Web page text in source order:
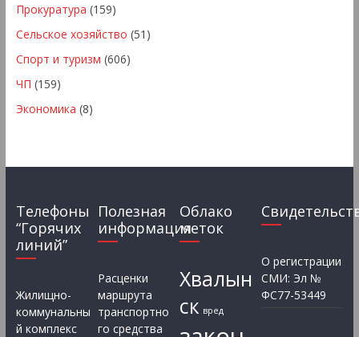
Прокуратура (159)
Сельское хозяйство (51)
Спорт и туризм (606)
ЧП (159)
Экономика (8)
Телефоны
“Горячих
линий”
Жилищно-
коммунальны
й комплекс
Полезная
информация
Расценки
маршрута
транспортно
го средства
Облако
меток
Хвалын
ск вред
О регистрации
СМИ: Эл №
ФС77-53449